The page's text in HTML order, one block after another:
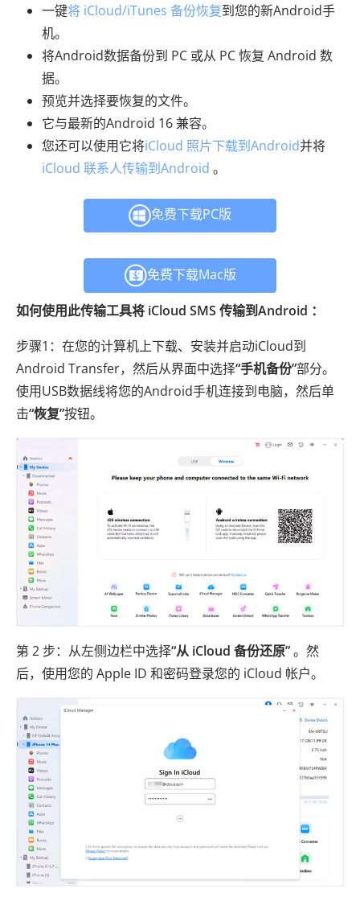
一键将 iCloud/iTunes 备份恢复到您的新Android手
机。
将Android数据备份到 PC 或从 PC 恢复 Android 数
据。
预览并选择要恢复的文件。
它与最新的Android 16 兼容。
您还可以使用它将iCloud 照片下载到Android并将
iCloud 联系人传输到Android 。
免费下载PC版
免费下载Mac版
如何使用此传输工具将 iCloud SMS 传输到Android ：
步骤1：在您的计算机上下载、安装并启动iCloud到
Android Transfer，然后从界面中选择“手机备份”部分。
使用USB数据线将您的Android手机连接到电脑，然后单
击“恢复”按钮。
第 2 步：从左侧边栏中选择“从 iCloud 备份还原”。然
后，使用您的 Apple ID 和密码登录您的 iCloud 帐户。